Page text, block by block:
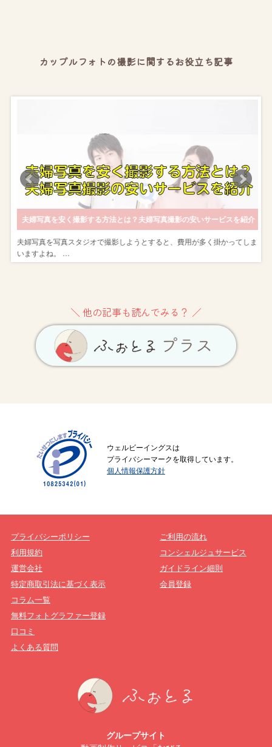
カップルフォトの撮影に関するお役立ち記事
夫婦写真を安く撮影する方法とは？夫婦写真撮影の安いサービスを紹介
夫婦写真を写真スタジオで撮影しようとすると、費用が多く掛かってしま
いますよね。 …
＼ 他の記事も読んでみる？ ／
ウェルビーイングスは
プライバシーマークを取得しています。
個人情報保護方針
プライバシーポリシー
利用規約
運営会社
特定商取引法に基づく表示
ご利用の流れ
コンシェルジュサービス
ガイドライン細則
会員登録
コラム一覧
無料フォトグラファー登録
口コミ
よくある質問
グループサイト